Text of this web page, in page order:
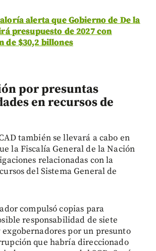
alerta que Gobierno de De la
presupuesto de 2027 con
de $30,2 billones
por presuntas
en recursos de
también se llevará a cabo en
la Fiscalía General de la Nación
relacionadas con la
del Sistema General de
compulsó copias para
responsabilidad de siete
exgobernadores por un presunto
que habría direccionado